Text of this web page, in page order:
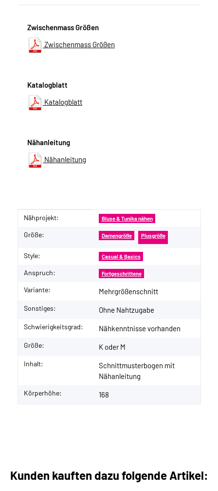
Zwischenmass Größen
Zwischenmass Größen
Katalogblatt
Katalogblatt
Nähanleitung
Nähanleitung
Produkteigenschaft
Wert
Nähprojekt: Bluse & Tunika nähen
Größe: Damengröße Plusgröße
Style: Casual & Basics
Anspruch: Fortgeschrittene
Variante: Mehrgrößenschnitt
Sonstiges: Ohne Nahtzugabe
Schwierigkeitsgrad: Nähkenntnisse vorhanden
Größe: K oder M
Inhalt:
Schnittmusterbogen mit
Nähanleitung
Körperhöhe: 168
Kunden kauften dazu folgende Artikel: